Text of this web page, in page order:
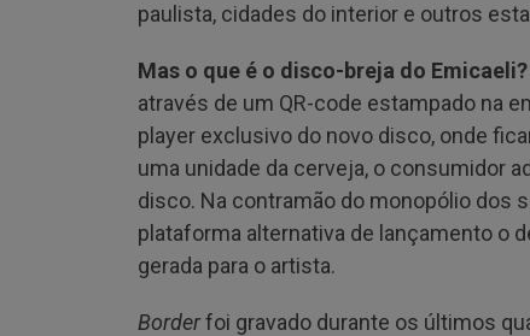
paulista, cidades do interior e outros
Mas o que é o disco-breja do Emicaeli?
através de um QR-code estampado na
player exclusivo do novo disco, onde
uma unidade da cerveja, o consumidor
disco. Na contramão do monopólio dos
plataforma alternativa de lançamento o
gerada para o artista.
Borderfoi gravado durante os últimos